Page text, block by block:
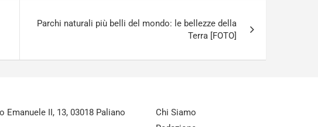
Parchi naturali più belli del mondo: le bellezze della
Terra [FOTO]
II, 13, 03018 Paliano
Chi Siamo